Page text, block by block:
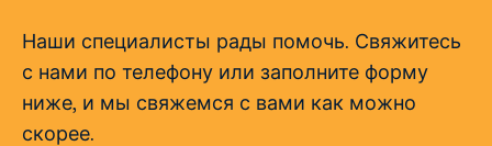
Наши специалисты рады помочь. Свяжитесь
с нами по телефону или заполните форму
ниже, и мы свяжемся с вами как можно
скорее.